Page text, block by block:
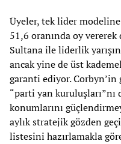
Üyeler, tek lider
51,6 oranında oy
Sultana ile liderlik
ancak yine de üst
garanti ediyor. Corbyn’in
“parti yan kuruluşları”nı
konumlarını
aylık stratejik gözden
listesini hazırlamakla